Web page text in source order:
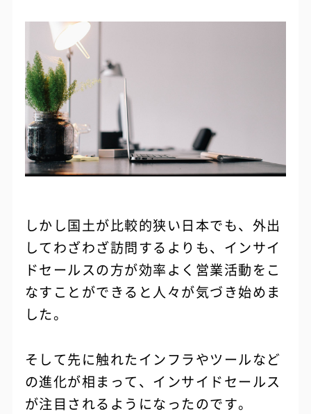
しかし国土が比較的狭い日本でも、外出
してわざわざ訪問するよりも、インサイ
ドセールスの方が効率よく営業活動をこ
なすことができると人々が気づき始めま
した。
そして先に触れたインフラやツールなど
の進化が相まって、インサイドセールス
が注目されるようになったのです。